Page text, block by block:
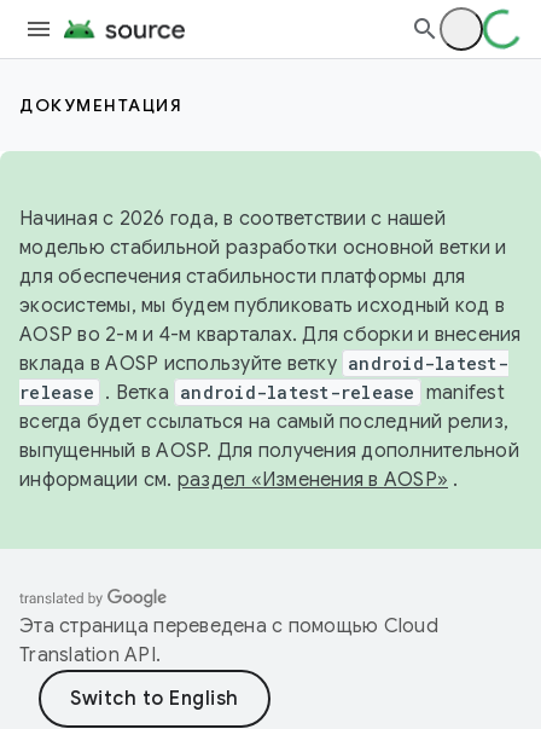
ДОКУМЕНТАЦИЯ
Начиная с 2026 года, в соответствии с нашей
моделью стабильной разработки основной ветки и
для обеспечения стабильности платформы для
экосистемы, мы будем публиковать исходный код в
AOSP во 2-м и 4-м кварталах. Для сборки и внесения
вклада в AOSP используйте ветку android-latest-
release . Ветка android-latest-release manifest
всегда будет ссылаться на самый последний релиз,
выпущенный в AOSP. Для получения дополнительной
информации см. раздел «Изменения в AOSP» .
Эта страница переведена с помощью Cloud
Translation API.